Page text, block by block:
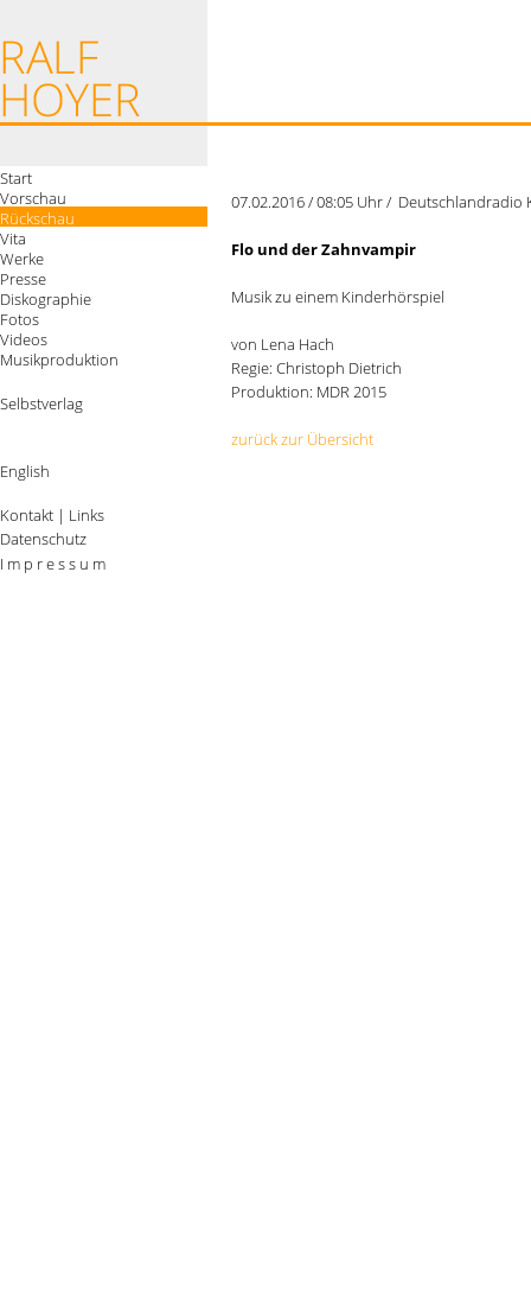
Start
Vorschau
Rückschau
Vita
Werke
Presse
Diskographie
Fotos
Videos
Musikproduktion
Selbstverlag
English
07.02.2016 / 08:05 Uhr / Deutschlandradio
Flo und der Zahnvampir
Musik zu einem Kinderhörspiel
von Lena Hach
Regie: Christoph Dietrich
Produktion: MDR 2015
zurück zur Übersicht
Kontakt | Links
Datenschutz
I m p r e s s u m